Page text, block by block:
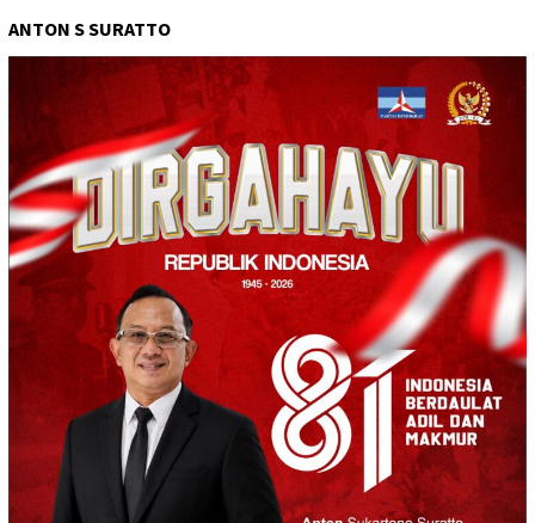
ANTON S SURATTO